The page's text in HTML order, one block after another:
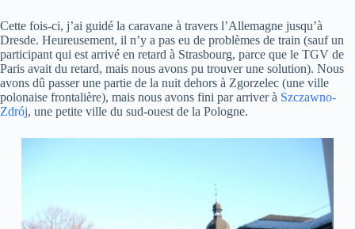
Cette fois-ci, j’ai guidé la caravane à travers l’Allemagne jusqu’à
Dresde. Heureusement, il n’y a pas eu de problèmes de train (sauf un
participant qui est arrivé en retard à Strasbourg, parce que le TGV de
Paris avait du retard, mais nous avons pu trouver une solution). Nous
avons dû passer une partie de la nuit dehors à Zgorzelec (une ville
polonaise frontalière), mais nous avons fini par arriver à Szczawno-
Zdrój, une petite ville du sud-ouest de la Pologne.